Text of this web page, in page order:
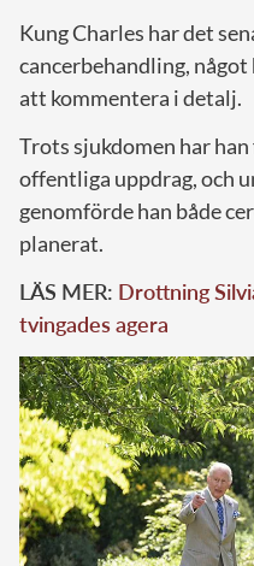
Kung Charles har det
cancerbehandling,
att kommentera i detalj.
Trots sjukdomen har
offentliga uppdrag, och
genomförde han både
planerat.
LÄS MER: Drottning
tvingades agera